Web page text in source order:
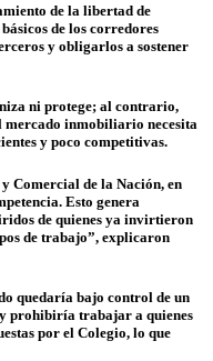
de la libertad de
de los corredores
y obligarlos a sostener
ni protege; al contrario,
mercado inmobiliario necesita
y poco competitivas.
Comercial de la Nación, en
Esto genera
de quienes ya invirtieron
de trabajo”, explicaron
quedaría bajo control de un
prohibiría trabajar a quienes
por el Colegio, lo que